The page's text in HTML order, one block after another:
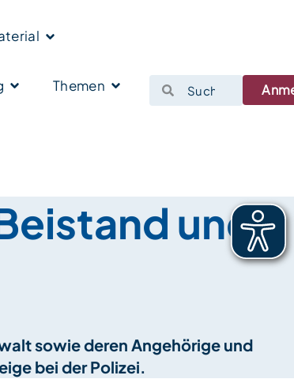
Themen
und
sowie deren Angehörige und
bei der Polizei.